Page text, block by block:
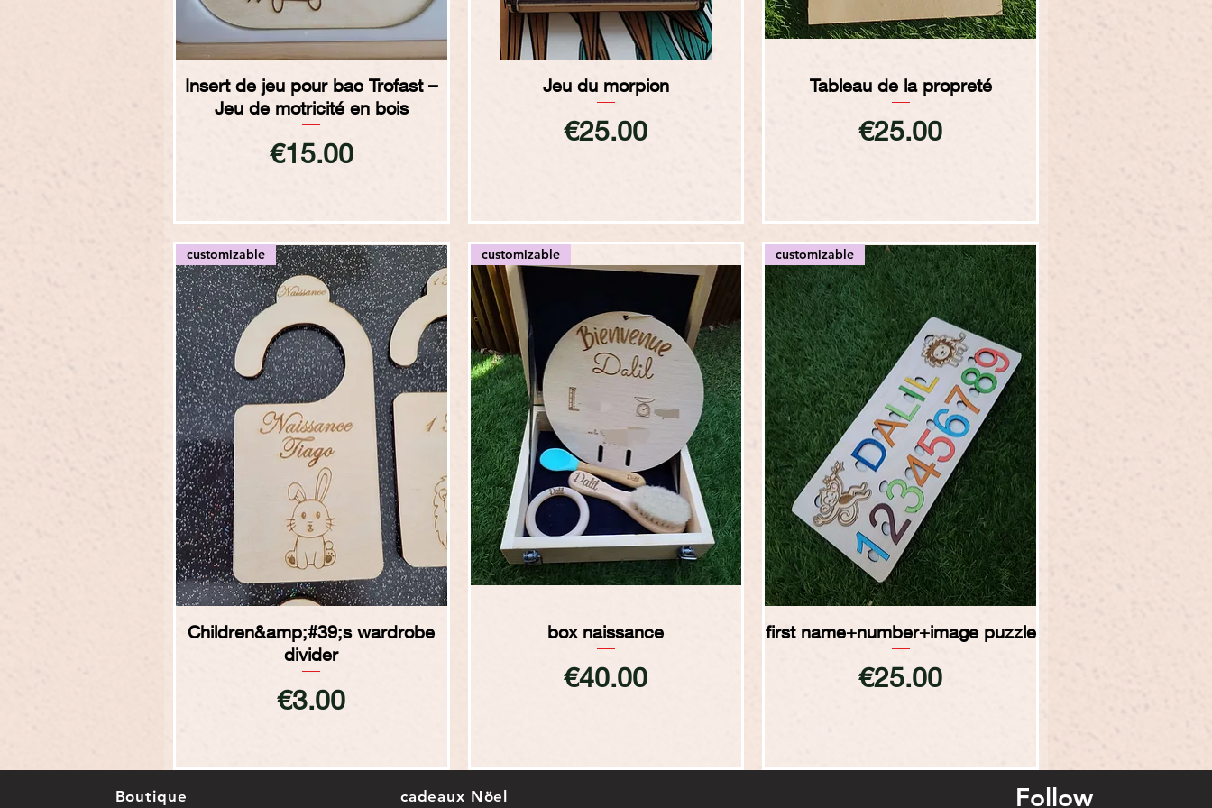
Quick View
Insert de jeu pour bac Trofast –
Jeu de motricité en bois
Price
€15.00
Quick View
Jeu du morpion
Price
€25.00
Quick View
Tableau de la propreté
Price
€25.00
Quick View
customizable
Children&amp;#39;s wardrobe
divider
Price
€3.00
Quick View
customizable
box naissance
Price
€40.00
Quick View
customizable
first name+number+image puzzle
Price
€25.00
Boutique cadeaux Nöel Follow